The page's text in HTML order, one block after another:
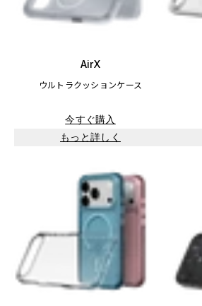
AirX
ウルトラクッションケース
今すぐ購入
もっと詳しく